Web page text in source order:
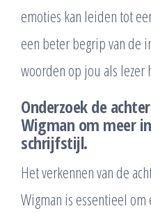
emoties kan leiden tot
een beter begrip van de
woorden op jou als lezer
Onderzoek de
Wigman om meer
schrijfstijl.
Het verkennen van de
Wigman is essentieel